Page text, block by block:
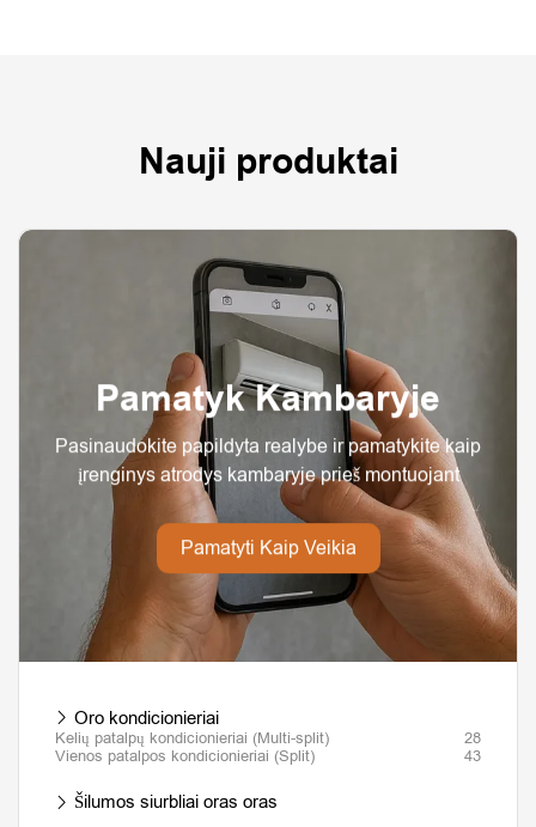
Nauji produktai
Pamatyk Kambaryje
Pasinaudokite papildyta realybe ir pamatykite kaip
įrenginys atrodys kambaryje prieš montuojant
Pamatyti Kaip Veikia
Oro kondicionieriai
Kelių patalpų kondicionieriai (Multi-split)
28
Vienos patalpos kondicionieriai (Split)
43
Šilumos siurbliai oras oras